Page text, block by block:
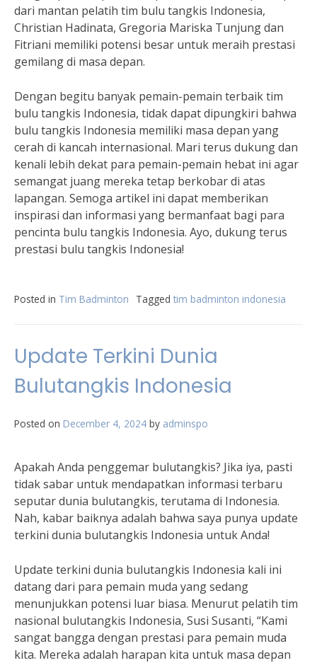
dari mantan pelatih tim bulu tangkis Indonesia,
Christian Hadinata, Gregoria Mariska Tunjung dan
Fitriani memiliki potensi besar untuk meraih prestasi
gemilang di masa depan.
Dengan begitu banyak pemain-pemain terbaik tim
bulu tangkis Indonesia, tidak dapat dipungkiri bahwa
bulu tangkis Indonesia memiliki masa depan yang
cerah di kancah internasional. Mari terus dukung dan
kenali lebih dekat para pemain-pemain hebat ini agar
semangat juang mereka tetap berkobar di atas
lapangan. Semoga artikel ini dapat memberikan
inspirasi dan informasi yang bermanfaat bagi para
pencinta bulu tangkis Indonesia. Ayo, dukung terus
prestasi bulu tangkis Indonesia!
Posted in Tim Badminton Tagged tim badminton indonesia
Update Terkini Dunia
Bulutangkis Indonesia
Posted on December 4, 2024 by adminspo
Apakah Anda penggemar bulutangkis? Jika iya, pasti
tidak sabar untuk mendapatkan informasi terbaru
seputar dunia bulutangkis, terutama di Indonesia.
Nah, kabar baiknya adalah bahwa saya punya update
terkini dunia bulutangkis Indonesia untuk Anda!
Update terkini dunia bulutangkis Indonesia kali ini
datang dari para pemain muda yang sedang
menunjukkan potensi luar biasa. Menurut pelatih tim
nasional bulutangkis Indonesia, Susi Susanti, “Kami
sangat bangga dengan prestasi para pemain muda
kita. Mereka adalah harapan kita untuk masa depan